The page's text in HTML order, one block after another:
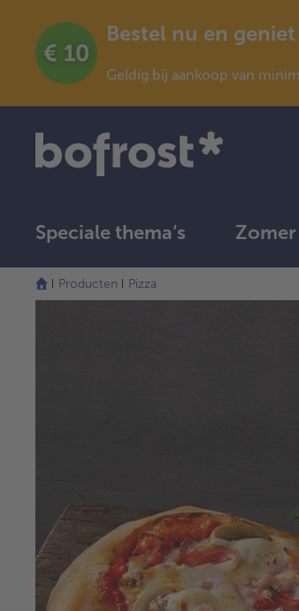
Bestel nu en
Geldig bij aankoop van
Speciale thema‘s
Producten Pizza